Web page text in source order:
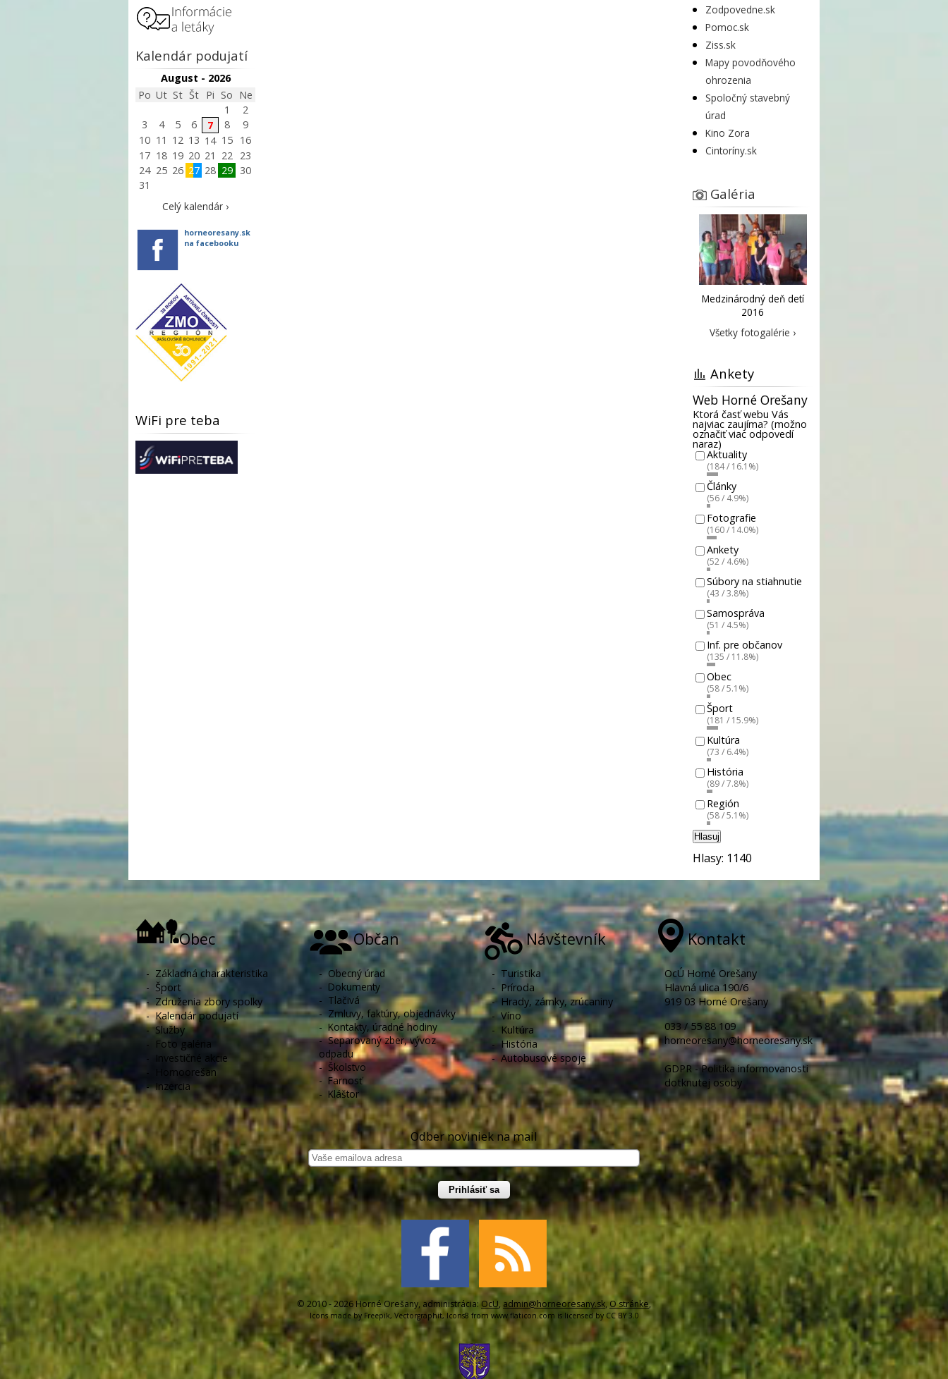
Kalendár podujatí
August - 2026
Po Ut St Št Pi So Ne
1
2
3
4 5 6 7 8
9
10 11 12 13 14 15
16
17 18 19 20 21 22
23
24 25 26 27 28 29
30
31
Celý kalendár ›
horneoresany.sk
na facebooku
WiFi pre teba
Zodpovedne.sk
Pomoc.sk
Ziss.sk
Mapy povodňového
ohrozenia
Spoločný stavebný
úrad
Kino Zora
Cintoríny.sk
Galéria
Medzinárodný deň detí
2016
Všetky fotogalérie ›
Ankety
Web Horné Orešany
Ktorá časť webu Vás
najviac zaujíma? (možno
označiť viac odpovedí
naraz)
Aktuality
(184 / 16.1%)
Články
(56 / 4.9%)
Fotografie
(160 / 14.0%)
Ankety
(52 / 4.6%)
Súbory na stiahnutie
(43 / 3.8%)
Samospráva
(51 / 4.5%)
Inf. pre občanov
(135 / 11.8%)
Obec
(58 / 5.1%)
Šport
(181 / 15.9%)
Kultúra
(73 / 6.4%)
História
(89 / 7.8%)
Región
(58 / 5.1%)
Hlasuj
Hlasy: 1140
Obec
- Základná charakteristika
- Šport
- Združenia zbory spolky
-Kalendár podujatí
-Služby
- Foto galéria
- Investičné akcie
-
Hornoorešan
-Inzercia
Občan
-Obecný úrad
- Dokumenty
- Tlačivá
- Zmluvy, faktúry, objednávky
- Kontakty, úradné hodiny
-Separovaný zber, vývoz
odpadu
- Školstvo
- Farnosť
- Kláštor
Návštevník
- Turistika
- Príroda
- Hrady, zámky, zrúcaniny
-Víno
- Kultúra
-História
-Autobusové spoje
Kontakt
OcÚ Horné Orešany
Hlavná ulica 190/6
919 03 Horné Orešany
033 / 55 88 109
horneoresany@horneoresany.sk
GDPR - Politika informovanosti
dotknutej osoby
Odber noviniek na mail
Prihlásiť sa
© 2010 - 2026 Horné Orešany, administrácia: OcU, admin@horneoresany.sk,O stránke,
Icons made by Freepik, Vectorgraphit, Icons8 fromwww.flaticon.com is licensed by CC BY 3.0